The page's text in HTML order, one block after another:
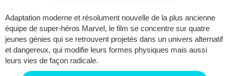
Adaptation moderne et résolument nouvelle de la plus ancienne
équipe de super-héros Marvel, le film se concentre sur quatre
jeunes génies qui se retrouvent projetés dans un univers alternatif
et dangereux, qui modifie leurs formes physiques mais aussi
leurs vies de façon radicale.